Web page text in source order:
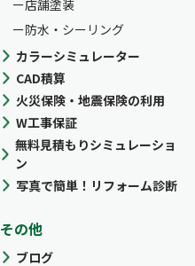
店舗塗装
防水・シーリング
カラーシミュレーター
CAD積算
火災保険・地震保険の利用
W工事保証
無料見積もりシミュレーショ
ン
写真で簡単！リフォーム診断
その他
ブログ